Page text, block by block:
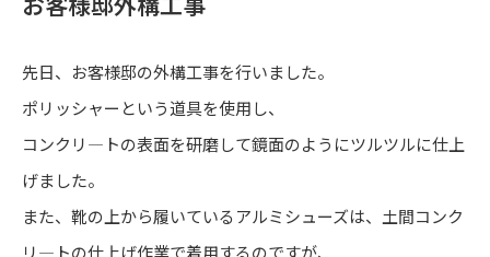
先日、お客様邸の外構工事を行いました。
ポリッシャーという道具を使用し、
コンクリ―トの表面を研磨して鏡面のようにツルツルに仕上
げました。
また、靴の上から履いているアルミシューズは、土間コンク
リ―トの仕上げ作業で着用するのですが、